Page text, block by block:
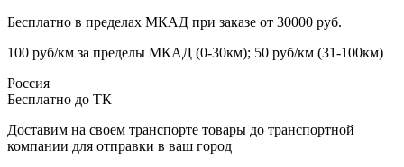
Бесплатно в пределах МКАД при заказе от 30000 руб.
100 руб/км за пределы МКАД (0-30км); 50 руб/км (31-100км)
Россия
Бесплатно до ТК
Доставим на своем транспорте товары до транспортной
компании для отправки в ваш город